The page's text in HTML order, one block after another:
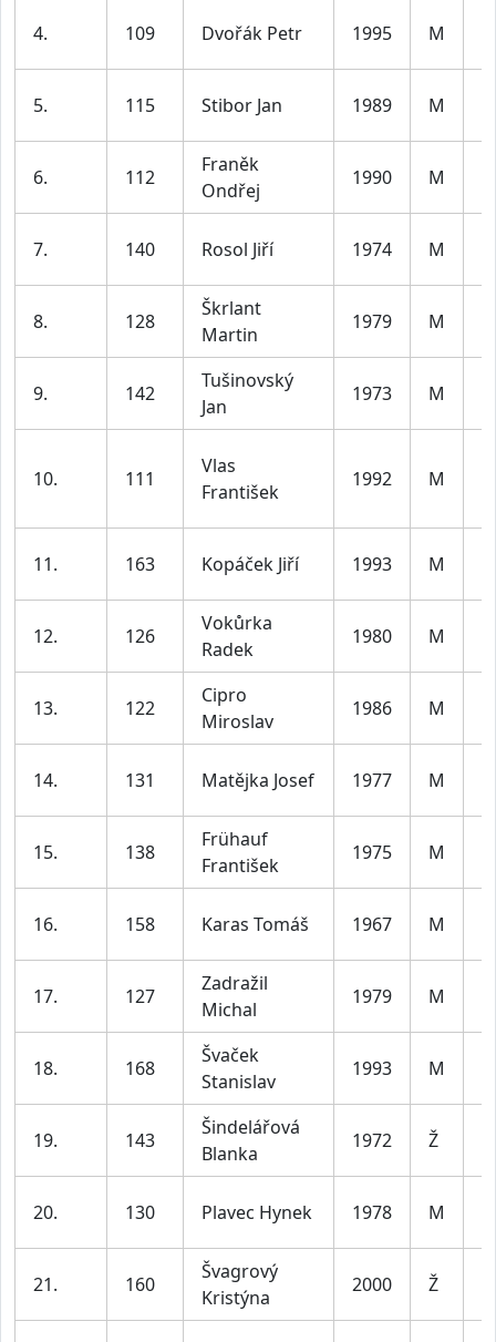
4. 109 Dvořák Petr 1995 M
5. 115 Stibor Jan 1989 M
6. 112
Franěk
Ondřej
1990 M
7. 140 Rosol Jiří 1974 M
8. 128
Škrlant
Martin
1979 M
9. 142
Tušinovský
Jan
1973 M
10. 111
Vlas
František
1992 M
11. 163 Kopáček Jiří 1993 M
12. 126
Vokůrka
Radek
1980 M
13. 122
Cipro
Miroslav
1986 M
14. 131 Matějka Josef 1977 M
15. 138
Frühauf
František
1975 M
16. 158 Karas Tomáš 1967 M
17. 127
Zadražil
Michal
1979 M
18. 168
Švaček
Stanislav
1993 M
19. 143
Šindelářová
Blanka
1972 Ž
20. 130 Plavec Hynek 1978 M
21. 160
Švagrový
Kristýna
2000 Ž